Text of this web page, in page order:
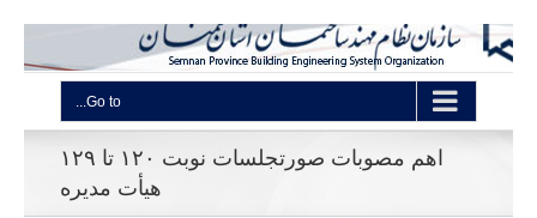
Go to...
اهم مصوبات صورتجلسات نوبت ۱۲۰ تا ۱۲۹
هیأت مدیره